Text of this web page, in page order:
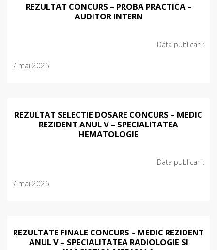
REZULTAT CONCURS – PROBA PRACTICA –
AUDITOR INTERN
Data publicarii:
7 mai 2026
REZULTAT SELECTIE DOSARE CONCURS – MEDIC
REZIDENT ANUL V – SPECIALITATEA
HEMATOLOGIE
Data publicarii:
7 mai 2026
REZULTATE FINALE CONCURS – MEDIC REZIDENT
ANUL V – SPECIALITATEA RADIOLOGIE SI